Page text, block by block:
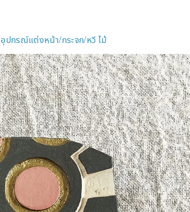
อุปกรณ์แต่งหน้า/กระจก/หวี ไม้